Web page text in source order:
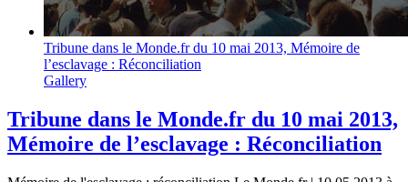
Tribune dans le Monde.fr du 10 mai 2013, Mémoire de
l’esclavage : Réconciliation
Gallery
Tribune dans le Monde.fr du 10 mai 2013,
Mémoire de l’esclavage : Réconciliation